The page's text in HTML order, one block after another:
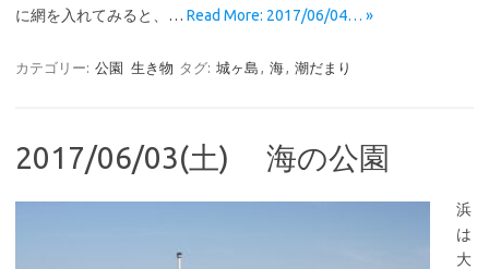
に網を入れてみると、… Read More: 2017/06/04… »
カテゴリー: 公園 生き物 タグ: 城ヶ島 , 海, 潮だまり
2017/06/03(土) 海の公園
浜
は
大